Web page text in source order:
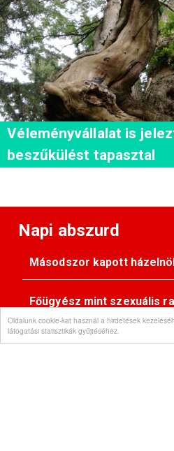
Oldalunk cookie-kat használ a hirdetések
látogatási statisztikák gyűjtéséhez.
Véleményvállalat is
beszűkülést tapasztal
Napi abszurd
Másodszor kapott
Főügyész mint szexuális
Pimasz önkényúr